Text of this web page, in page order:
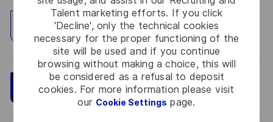
Talent marketing efforts. If you click
'Decline', only the technical cookies
necessary for the proper functioning of the
site will be used and if you continue
browsing without making a choice, this will
be considered as a refusal to deposit
cookies. For more information please visit
our Cookie Settings page.
Explore Location
Apply Now Save